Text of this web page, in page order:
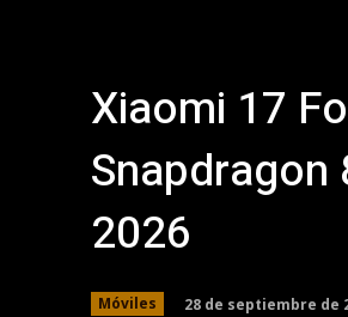
Xiaomi 17
Snapdragon
2026
Móviles 28 de septiembre de